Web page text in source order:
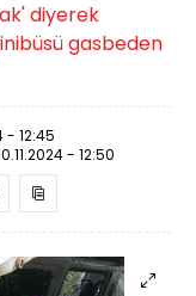
diyerek
gasbeden
- 12:45
- 12:50